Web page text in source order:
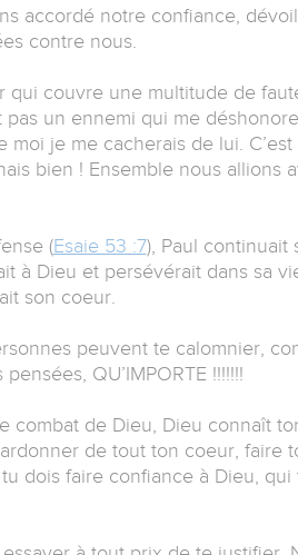
accordé notre confiance,
contre nous.
qui couvre une multitude de
pas un ennemi qui me
moi je me cacherais de lui.
bien ! Ensemble nous allions
(Esaie 53 :7), Paul continuait
à Dieu et persévérait dans sa
son coeur.
peuvent te calomnier,
QU’IMPORTE !!!!!!!
combat de Dieu, Dieu connaît
de tout ton coeur, faire
dois faire confiance à Dieu,